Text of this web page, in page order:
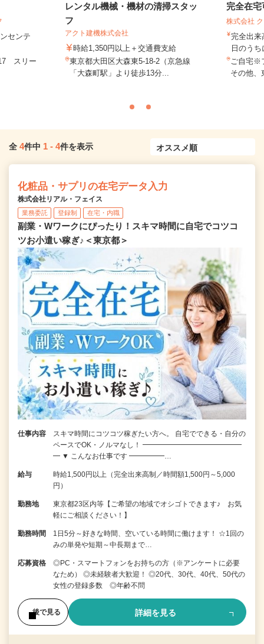
センテ
スリー
レンタル機械・機材の清掃スタッ
フ
アクト建機株式会社
時給1,350円以上＋交通費支給
東京都大田区大森東5-18-2（京急線
「大森町駅」より徒歩13分...
完全在
株式会社
完全出
日のう
ご自宅※
その他、
全 4件中 1 - 4件を表示
化粧品・サプリの在宅データ入力
株式会社リアル・フェイス
業務委託 登録制 在宅・内職
副業・Wワークにぴったり！スキマ時間に自宅でコツコ
ツお小遣い稼ぎ♪＜東京都＞
仕事内容
スキマ時間にコツコツ稼ぎたい方へ。 自宅でできる・自分の
ペースでOK・ノルマなし！ ━━━━━━━━━━━━━━
━ ▼ こんなお仕事です ━━━━━…
給与
時給1,500円以上（完全出来高制／時間額1,500円～5,000
円）
勤務地
東京都23区内等【ご希望の地域でオシゴトできます♪ お気
軽にご相談ください！】
勤務時間
1日5分～好きな時間、空いている時間に働けます！ ☆1回の
みの単発や短期～中長期まで…
応募資格
◎PC・スマートフォンをお持ちの方（※アンケートに必要
なため） ◎未経験者大歓迎！ ◎20代、30代、40代、50代の
女性の登録多数 ◎年齢不問
後で見る 詳細を見る